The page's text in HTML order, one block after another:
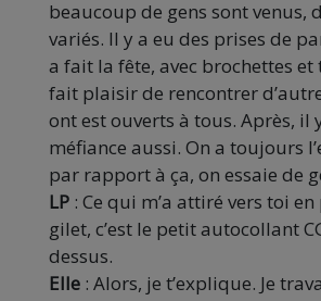
beaucoup de gens sont venus,
variés. Il y a eu des prises de
a fait la fête, avec brochettes et
fait plaisir de rencontrer
ont est ouverts à tous. Après, il
méfiance aussi. On a toujours
par rapport à ça, on essaie de
LP : Ce qui m’a attiré vers toi
gilet, c’est le petit autocollant
dessus.
Elle : Alors, je t’explique. Je